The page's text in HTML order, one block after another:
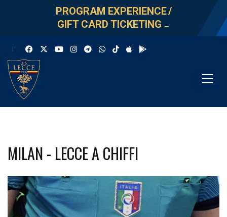
PROGRAM EXPERIENCE/
GIFT CARD TICKETING →
MILAN - LECCE A CHIFFI